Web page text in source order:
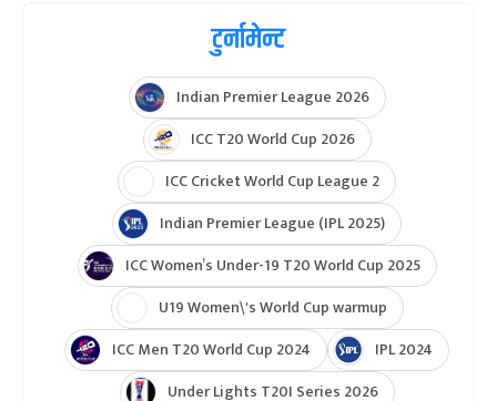
टुर्नामेन्ट
Indian Premier League 2026
ICC T20 World Cup 2026
ICC Cricket World Cup League 2
Indian Premier League (IPL 2025)
ICC Women’s Under-19 T20 World Cup 2025
U19 Women\'s World Cup warmup
ICC Men T20 World Cup 2024
IPL 2024
Under Lights T20I Series 2026